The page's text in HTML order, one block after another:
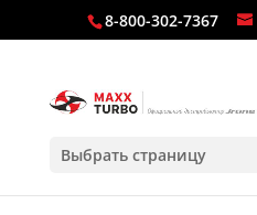
8-800-302-7367
Выбрать страницу